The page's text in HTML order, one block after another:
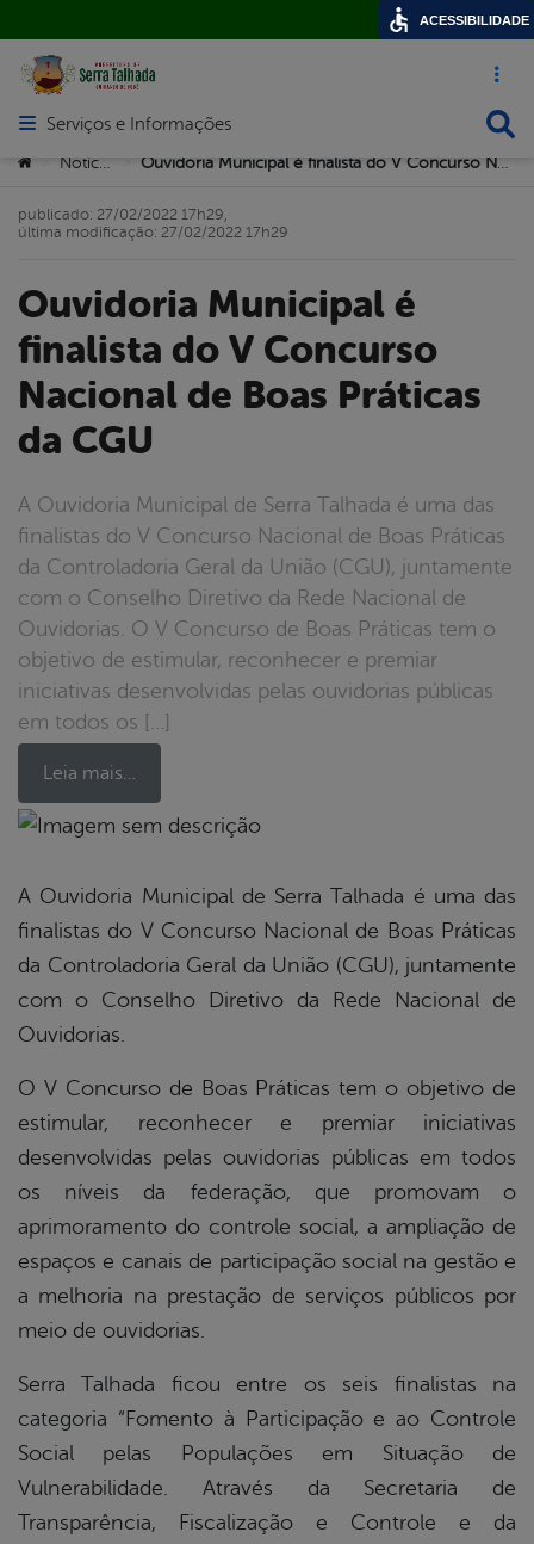
Acesso
Abrir menu principal de navegação
Serviços e Informações
Você está aqui:
> Notícias >
Ouvidoria Municipal é
finalista do V Concurso
Nacional de Boas Práticas
da CGU
A Ouvidoria Municipal de Serra Talhada é uma das
finalistas do V Concurso Nacional de Boas Práticas
da Controladoria Geral da União (CGU), juntamente
com o Conselho Diretivo da Rede Nacional de
Ouvidorias. O V Concurso de Boas Práticas tem o
objetivo de estimular, reconhecer e premiar
iniciativas desenvolvidas pelas ouvidorias públicas
em todos os […]
Leia mais…
publicado: 27/02/2022 17h29,
última modificação: 27/02/2022 17h29
A Ouvidoria Municipal de Serra Talhada é uma das
finalistas do V Concurso Nacional de Boas Práticas
da Controladoria Geral da União (CGU), juntamente
com o Conselho Diretivo da Rede Nacional de
Ouvidorias.
O V Concurso de Boas Práticas tem o objetivo de
estimular, reconhecer e premiar iniciativas
desenvolvidas pelas ouvidorias públicas em todos
os níveis da federação, que promovam o
aprimoramento do controle social, a ampliação de
espaços e canais de participação social na gestão e
a melhoria na prestação de serviços públicos por
meio de ouvidorias.
Serra Talhada ficou entre os seis finalistas na
categoria “Fomento à Participação e ao Controle
Social pelas Populações em Situação de
Vulnerabilidade. Através da Secretaria de
Transparência, Fiscalização e Controle e da
ACESSIBILIDADE